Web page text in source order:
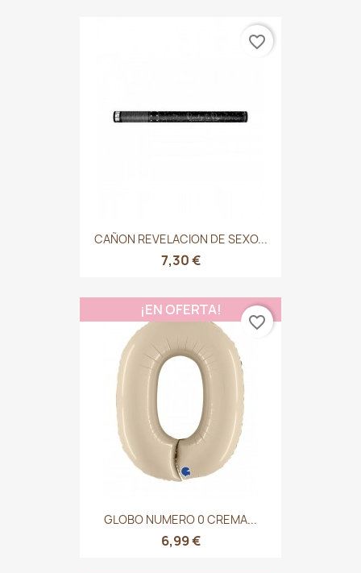
CAÑON REVELACION DE SEXO...
7,30 €
favorite_border
GLOBO NUMERO 0 CREMA...
6,99 €
¡EN OFERTA!
favorite_border